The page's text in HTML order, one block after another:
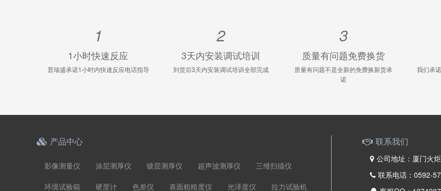
1
1小时快速反应
普瑞盛承诺1小时内快速反应电话指导
2
3天内安装调试培训
到货后3天内安装调试培训全部完成
3
质量有问题免费换货
质量有问题不是全新的免费换新货承
诺
我们承
产品中心
影像测量仪 涂层测厚仪 镀层测厚仪 超声波测厚仪 三维扫描仪
环境试验箱 硬度计 色差仪 表面粗糙度仪 光泽度仪 拉力试验机
联系我们
公司地址：厦门火
联系电话：0592-